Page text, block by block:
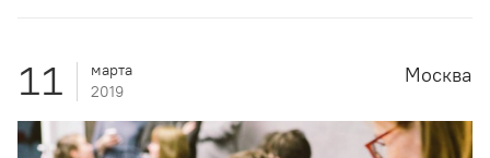
11
марта
2019
Москва